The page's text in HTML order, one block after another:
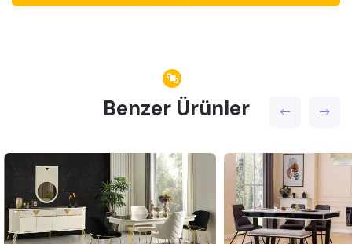
Benzer Ürünler